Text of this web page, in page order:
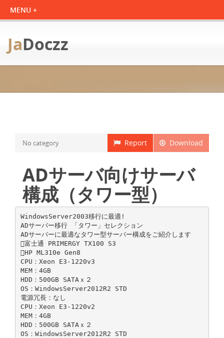
JaDoczz
Download
Report
No category
ADサーバ向けサーバ
構成（タワー型）
WindowsServer2003移行に最適!
ADサーバー移行 「タワー」セレクション
ADサーバーに最適なタワー型サーバー構成をご紹介します
富士通 PRIMERGY TX100 S3
HP ML310e Gen8
CPU：Xeon E3-1220v3
MEM：4GB
HDD：500GB SATAｘ２
OS：WindowsServer2012R2 STD
電源冗長：なし
CPU：Xeon E3-1220v2
MEM：4GB
HDD：500GB SATAｘ２
OS：WindowsServer2012R2 STD